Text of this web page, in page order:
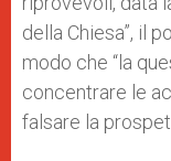
della Chiesa”, il
modo che “la
concentrare le
falsare la